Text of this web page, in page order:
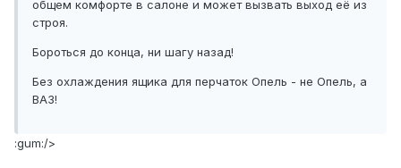
общем комфорте в салоне и может вызвать выход её из
строя.
Бороться до конца, ни шагу назад!
Без охлаждения ящика для перчаток Опель - не Опель, а
ВАЗ!
:gum:/>